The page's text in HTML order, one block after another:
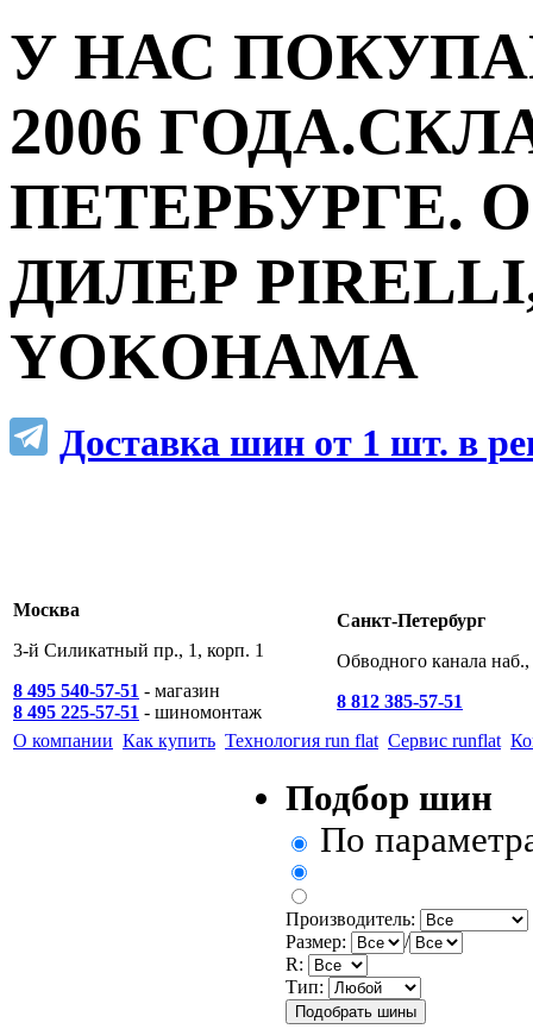
У НАС
2006
ПЕТЕРБУРГЕ.
ДИЛЕР
YOKOHAMA
Доставка шин от 1 шт. в
Москва
3-й Силикатный пр., 1, корп. 1
8 495 540-57-51 - магазин
8 495 225-57-51 - шиномонтаж
Санкт-Петербург
Обводного канала
8 812 385-57-51
О компании Как купить Технология run flat Сервис runflat
Подбор шин
По
Производитель:
Размер:
/
R:
Тип: